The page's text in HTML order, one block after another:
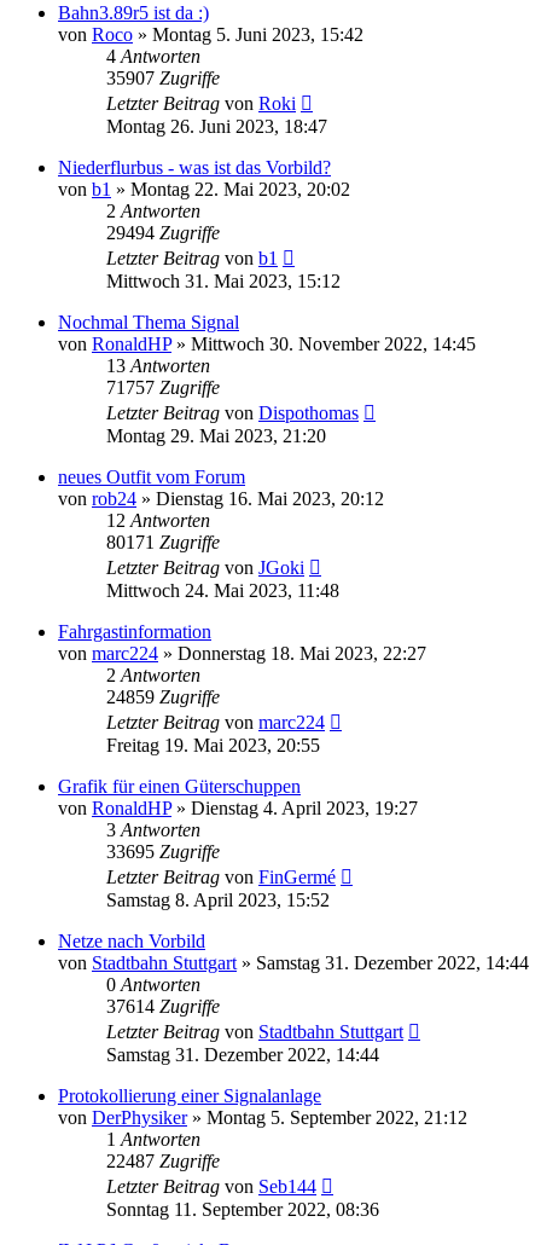
Bahn3.89r5 ist da :)
von Roco » Montag 5. Juni 2023, 15:42
4 Antworten
35907 Zugriffe
Letzter Beitrag von Roki
Montag 26. Juni 2023, 18:47
Niederflurbus - was ist das Vorbild?
von b1 » Montag 22. Mai 2023, 20:02
2 Antworten
29494 Zugriffe
Letzter Beitrag von b1
Mittwoch 31. Mai 2023, 15:12
Nochmal Thema Signal
von RonaldHP» Mittwoch 30. November 2022, 14:45
13 Antworten
71757 Zugriffe
Letzter Beitrag von Dispothomas
Montag 29. Mai 2023, 21:20
neues Outfit vom Forum
von rob24 » Dienstag 16. Mai 2023, 20:12
12 Antworten
80171 Zugriffe
Letzter Beitrag von JGoki
Mittwoch 24. Mai 2023, 11:48
Fahrgastinformation
von marc224 » Donnerstag 18. Mai 2023, 22:27
2 Antworten
24859 Zugriffe
Letzter Beitrag von marc224
Freitag 19. Mai 2023, 20:55
Grafik für einen Güterschuppen
von RonaldHP» Dienstag 4. April 2023, 19:27
3 Antworten
33695 Zugriffe
Letzter Beitrag von FinGermé
Samstag 8. April 2023, 15:52
Netze nach Vorbild
von Stadtbahn Stuttgart » Samstag 31. Dezember 2022, 14:44
0 Antworten
37614 Zugriffe
Letzter Beitrag von Stadtbahn Stuttgart
Samstag 31. Dezember 2022, 14:44
Protokollierung einer Signalanlage
von DerPhysiker» Montag 5. September 2022, 21:12
1 Antworten
22487 Zugriffe
Letzter Beitrag von Seb144
Sonntag 11. September 2022, 08:36